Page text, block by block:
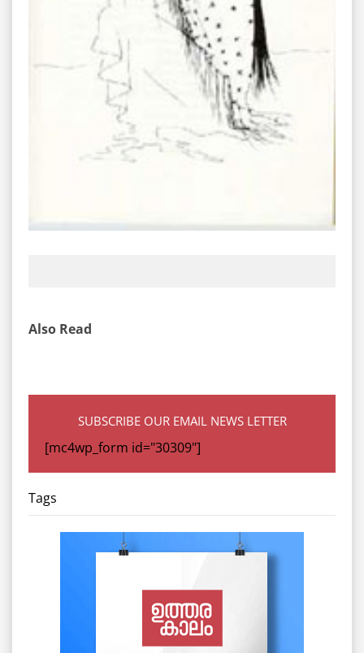
Also Read
SUBSCRIBE OUR EMAIL NEWS LETTER
[mc4wp_form id="30309"]
Tags